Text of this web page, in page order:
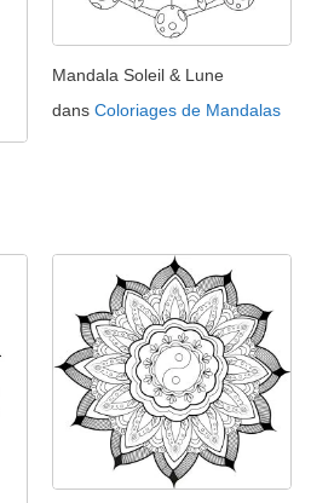
Mandala Soleil & Lune
dans Coloriages de Mandalas